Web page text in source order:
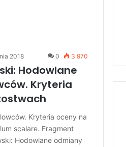
2018 0 3 970
Hodowlane
Kryteria
Kryteria oceny na
scalare. Fragment
Hodowlane odmiany